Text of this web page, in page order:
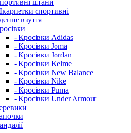
штани
спортивні
взуття
- Кросівки Adidas
- Кросівки Joma
- Кросівки Jordan
- Кросівки Kelme
- Кросівки New Balance
- Кросівки Nike
- Кросівки Puma
- Кросівки Under Armour